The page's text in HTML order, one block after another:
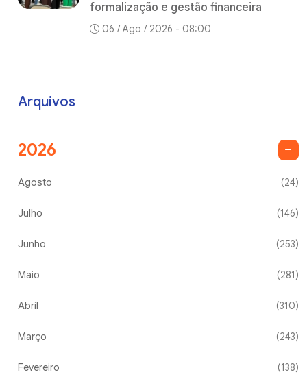
formalização e gestão financeira
06 / Ago / 2026 - 08:00
Arquivos
2026
Agosto (24)
Julho (146)
Junho (253)
Maio (281)
Abril (310)
Março (243)
Fevereiro (138)